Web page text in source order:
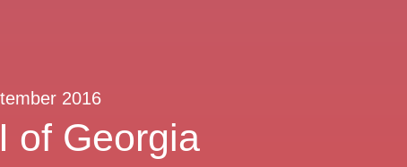
2016
of Georgia